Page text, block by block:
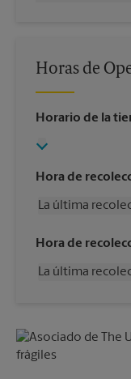
Horas de
Horario de la
Hora de
La última
Miércoles
Viernes
Hora de
La última
Viernes
Sábado